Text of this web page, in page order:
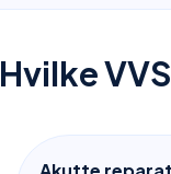
Hvilke